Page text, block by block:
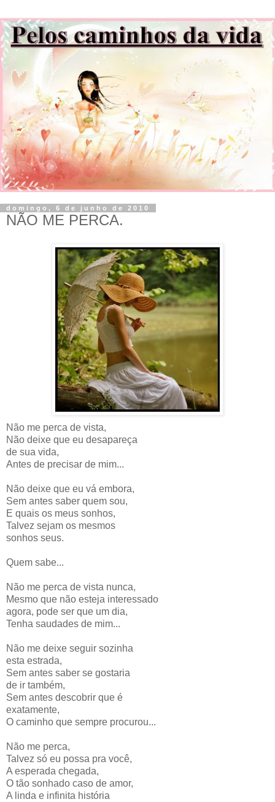
domingo, 6 de junho de 2010
NÃO ME PERCA.
Não me perca de vista,
Não deixe que eu desapareça
de sua vida,
Antes de precisar de mim...
Não deixe que eu vá embora,
Sem antes saber quem sou,
E quais os meus sonhos,
Talvez sejam os mesmos
sonhos seus.
Quem sabe...
Não me perca de vista nunca,
Mesmo que não esteja interessado
agora, pode ser que um dia,
Tenha saudades de mim...
Não me deixe seguir sozinha
esta estrada,
Sem antes saber se gostaria
de ir também,
Sem antes descobrir que é
exatamente,
O caminho que sempre procurou...
Não me perca,
Talvez só eu possa pra você,
A esperada chegada,
O tão sonhado caso de amor,
A linda e infinita história